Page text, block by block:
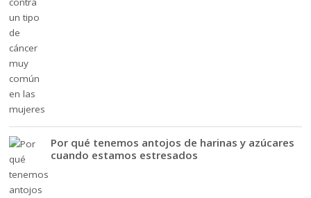
Por qué tenemos antojos de harinas y azúcares
cuando estamos estresados